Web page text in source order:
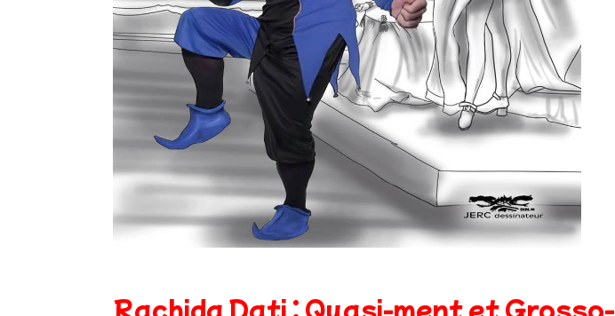
Rachida Dati : Quasi-ment et Grosso-